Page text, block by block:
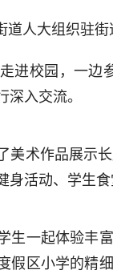
大组织驻街
校园，一边参
入交流。
术作品展示长
身活动、学生
一起体验丰富
假区小学的精